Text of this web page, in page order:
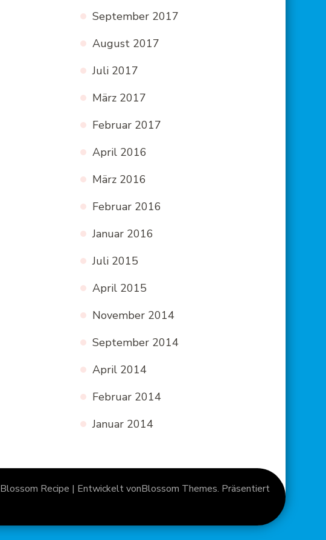
September 2017
August 2017
Juli 2017
März 2017
Februar 2017
April 2016
März 2016
Februar 2016
Januar 2016
Juli 2015
April 2015
November 2014
September 2014
April 2014
Februar 2014
Januar 2014
Blossom Recipe | Entwickelt vonBlossom Themes. Präsentiert